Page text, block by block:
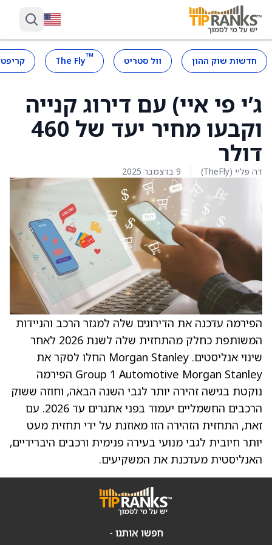
חדשות שוק ההון וול סטריט ™
The Fly
ג’י פי איי) עם דירוג קנייה
וקבעו מחיר יעד של 460
דולר
דה פליי (TheFly) 9 בדצמבר 2025
הפירמה עדכנה את הדירוגים שלה למגזר הרכב והניידות
המשותפת כחלק מהתחזית שלה לשנת 2026 לאחר
שינוי אנליסטים. Morgan Stanley החלו לסקר את
Group 1 Automotive Morgan Stanley הפירמה
נוקטת בגישה זהירה יותר לגבי השנה הבאה, וחוזה ששוק
הרכבים החשמליים יעמוד בפני אתגרים עד 2026. עם
זאת, התחזית הזהירה הזו מאוזנת על ידי תחזית מעט
יותר חיובית לגבי מנועי בעירה פנימית ורכבים היברידיים,
האנליסטית מעדכנת את המשקיעים.
חפשו אותנו -